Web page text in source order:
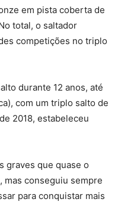
em pista coberta de
total, o saltador
competições no triplo
durante 12 anos, até
com um triplo salto de
2018, estabeleceu
graves que quase o
mas conseguiu sempre
para conquistar mais